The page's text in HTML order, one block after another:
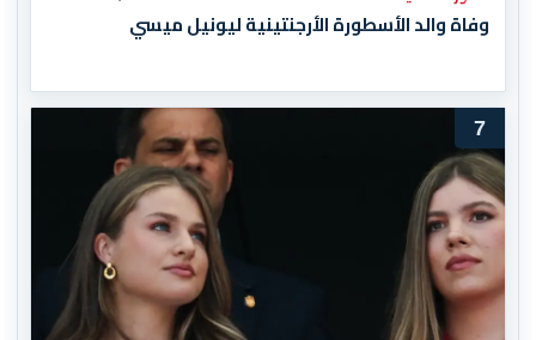
وفاة والد الأسطورة الأرجنتينية ليونيل ميسي
7